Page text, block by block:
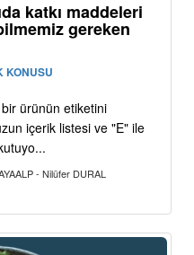
katkı maddeleri
gereken
KONUSU
bir ürünün etiketini
içerik listesi ve "E" ile
- Nilüfer DURAL